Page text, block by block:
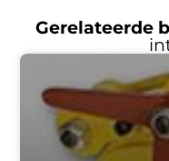
Gerelateerde